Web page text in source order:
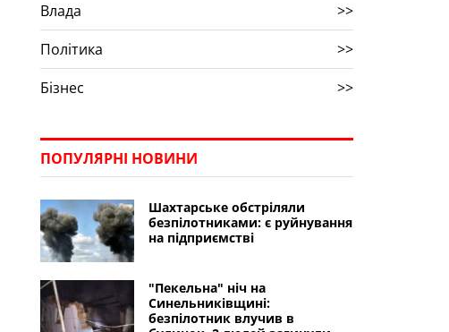
Влада
>>
Політика
>>
Бізнес
>>
ПОПУЛЯРНІ НОВИНИ
Шахтарське обстріляли
безпілотниками: є руйнування
на підприємстві
"Пекельна" ніч на
Синельниківщині:
безпілотник влучив в